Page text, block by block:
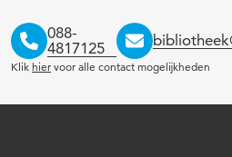
088-
4817125
Klik hier voor alle contact mogelijkheden